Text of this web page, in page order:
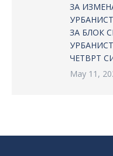
ЗА
ЗА БЛОК
ЧЕТВРТ
May 11,